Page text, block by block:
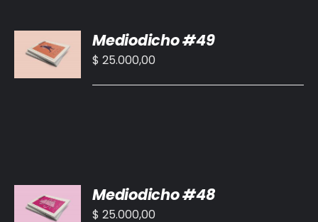
AL
CARRITO
/
Mediodicho #49
$ 25.000,00
AL
CARRITO
Mediodicho #48
$ 25.000,00